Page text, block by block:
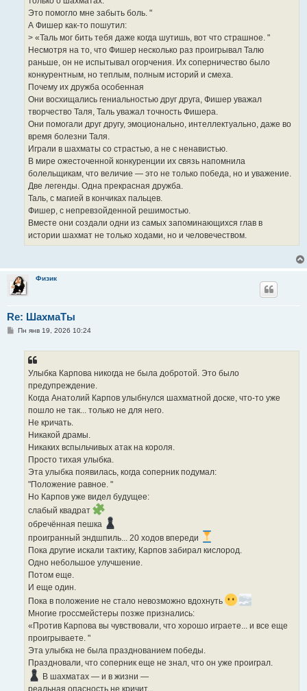
Это помогло мне забыть боль. "
А Фишер как-то пошутил:
> «Таль мог бить тебя даже когда шутишь, вот что страшное. "
Несмотря на то, что Фишер несколько раз проигрывал Талю
раньше, он не испытывал огорчения. Их соперничество было
конкурентным, но теплым, полным историй и смеха.
Почему их дружба особенная
Они восхищались гениальностью друг друга, Фишер уважал
творчество Таля, Таль уважал точность Фишера.
Они помогали друг другу, эмоционально, интеллектуально, даже во
время болезни Таля.
Играли в шахматы со страстью, а не с ненавистью.
В мире ожесточенной конкуренции их связь напомнила
болельщикам, что величие — это не только победа, но и уважение.
Две легенды. Одна прекрасная дружба.
Таль, с магией в кончиках пальцев.
Фишер, с непревзойденной решимостью.
Вместе они создали одни из самых запоминающихся глав в
истории шахмат не только ходами, но и человечеством.
Физик
Re: ШахмаТы
СПн янв 19, 2026 10:24
Улыбка Карпова никогда не была добротой. Это было
предупреждение.
Когда Анатолий Карпов улыбнулся шахматной доске, что-то уже
пошло не так... только не для него.
Не кричать.
Никакой драмы.
Никаких вспыльчивых атак на короля.
Просто тихая улыбка.
Эта улыбка появилась, когда соперник подумал:
"Положение равное. "
Но Карпов уже видел будущее:
слабый квадрат
обречённая пешка
проигранный эндшпиль... 20 ходов впереди
Пока другие искали тактику, Карпов забирал кислород.
Одно небольшое улучшение.
Потом еще.
И еще один.
Пока в положение не стало невозможно вдохнуть
Многие гроссмейстеры позже признались:
«Против Карпова вы чувствовали, что хорошо играете... и все еще
проигрываете. "
Эта улыбка не была празднованием победы.
Праздновали, что соперник еще не знал, что он уже проиграл.
В шахматах — и в жизни —
реальная опасность не кричит...